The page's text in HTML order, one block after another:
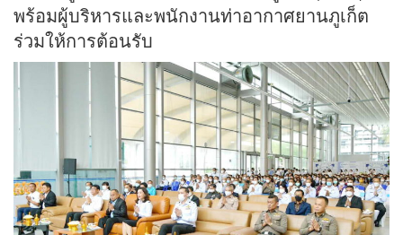
พร้อมผู้บริหารและพนักงานท่าอากาศยานภูเก็ต
ร่วมให้การต้อนรับ